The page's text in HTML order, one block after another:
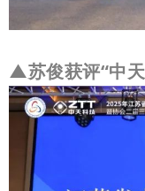
▲苏俊获评“中